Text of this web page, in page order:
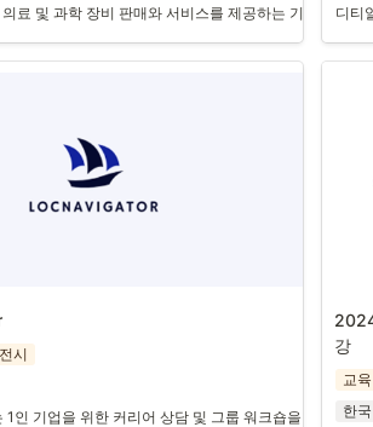
료 및 과학 장비 판매와 서비스를 제공하는 기업으로,디티
시
인 기업을 위한 커리어 상담 및 그룹 워크숍을 제공하
강
교육
한